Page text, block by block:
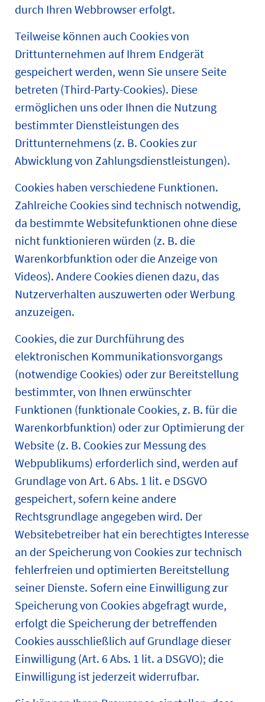
durch Ihren Webbrowser erfolgt.
Teilweise können auch Cookies von
Drittunternehmen auf Ihrem Endgerät
gespeichert werden, wenn Sie unsere Seite
betreten (Third-Party-Cookies). Diese
ermöglichen uns oder Ihnen die Nutzung
bestimmter Dienstleistungen des
Drittunternehmens (z. B. Cookies zur
Abwicklung von Zahlungsdienstleistungen).
Cookies haben verschiedene Funktionen.
Zahlreiche Cookies sind technisch notwendig,
da bestimmte Websitefunktionen ohne diese
nicht funktionieren würden (z. B. die
Warenkorbfunktion oder die Anzeige von
Videos). Andere Cookies dienen dazu, das
Nutzerverhalten auszuwerten oder Werbung
anzuzeigen.
Cookies, die zur Durchführung des
elektronischen Kommunikationsvorgangs
(notwendige Cookies) oder zur Bereitstellung
bestimmter, von Ihnen erwünschter
Funktionen (funktionale Cookies, z. B. für die
Warenkorbfunktion) oder zur Optimierung der
Website (z. B. Cookies zur Messung des
Webpublikums) erforderlich sind, werden auf
Grundlage von Art. 6 Abs. 1 lit. e DSGVO
gespeichert, sofern keine andere
Rechtsgrundlage angegeben wird. Der
Websitebetreiber hat ein berechtigtes Interesse
an der Speicherung von Cookies zur technisch
fehlerfreien und optimierten Bereitstellung
seiner Dienste. Sofern eine Einwilligung zur
Speicherung von Cookies abgefragt wurde,
erfolgt die Speicherung der betreffenden
Cookies ausschließlich auf Grundlage dieser
Einwilligung (Art. 6 Abs. 1 lit. a DSGVO); die
Einwilligung ist jederzeit widerrufbar.